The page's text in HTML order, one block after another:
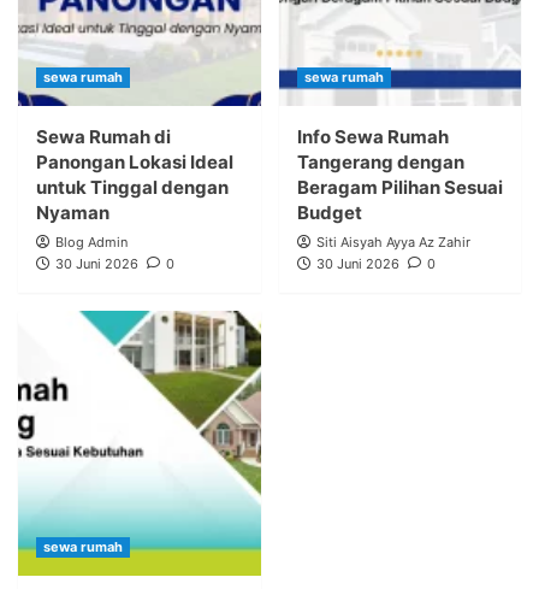
sewa rumah
Sewa Rumah di
Panongan Lokasi Ideal
untuk Tinggal dengan
Nyaman
Blog Admin
30 Juni 2026
0
sewa rumah
Info Sewa Rumah
Tangerang dengan
Beragam Pilihan Sesuai
Budget
Siti Aisyah Ayya Az Zahir
30 Juni 2026
0
sewa rumah